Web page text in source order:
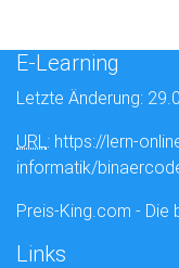
E-Learning
Letzte Änderung:
URL: https://lern-
informatik/
Preis-King.com - Die
Links